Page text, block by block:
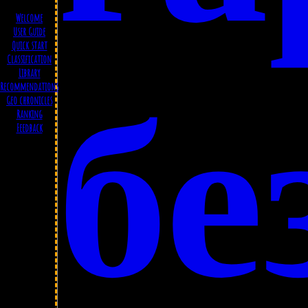
Welcome
User Guide
Quick start
Classification
Library
Recommendations
Geo chronicles
Ranking
Feedback